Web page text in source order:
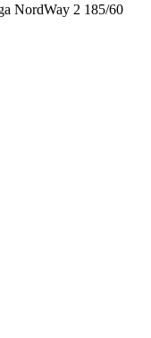
NordWay 2 185/60